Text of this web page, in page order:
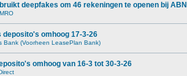
deepfakes om 46 rekeningen te openen bij
deposito's omhoog 17-3-26
Bank (Voorheen LeasePlan Bank)
omhoog van 16-3 tot 30-3-26